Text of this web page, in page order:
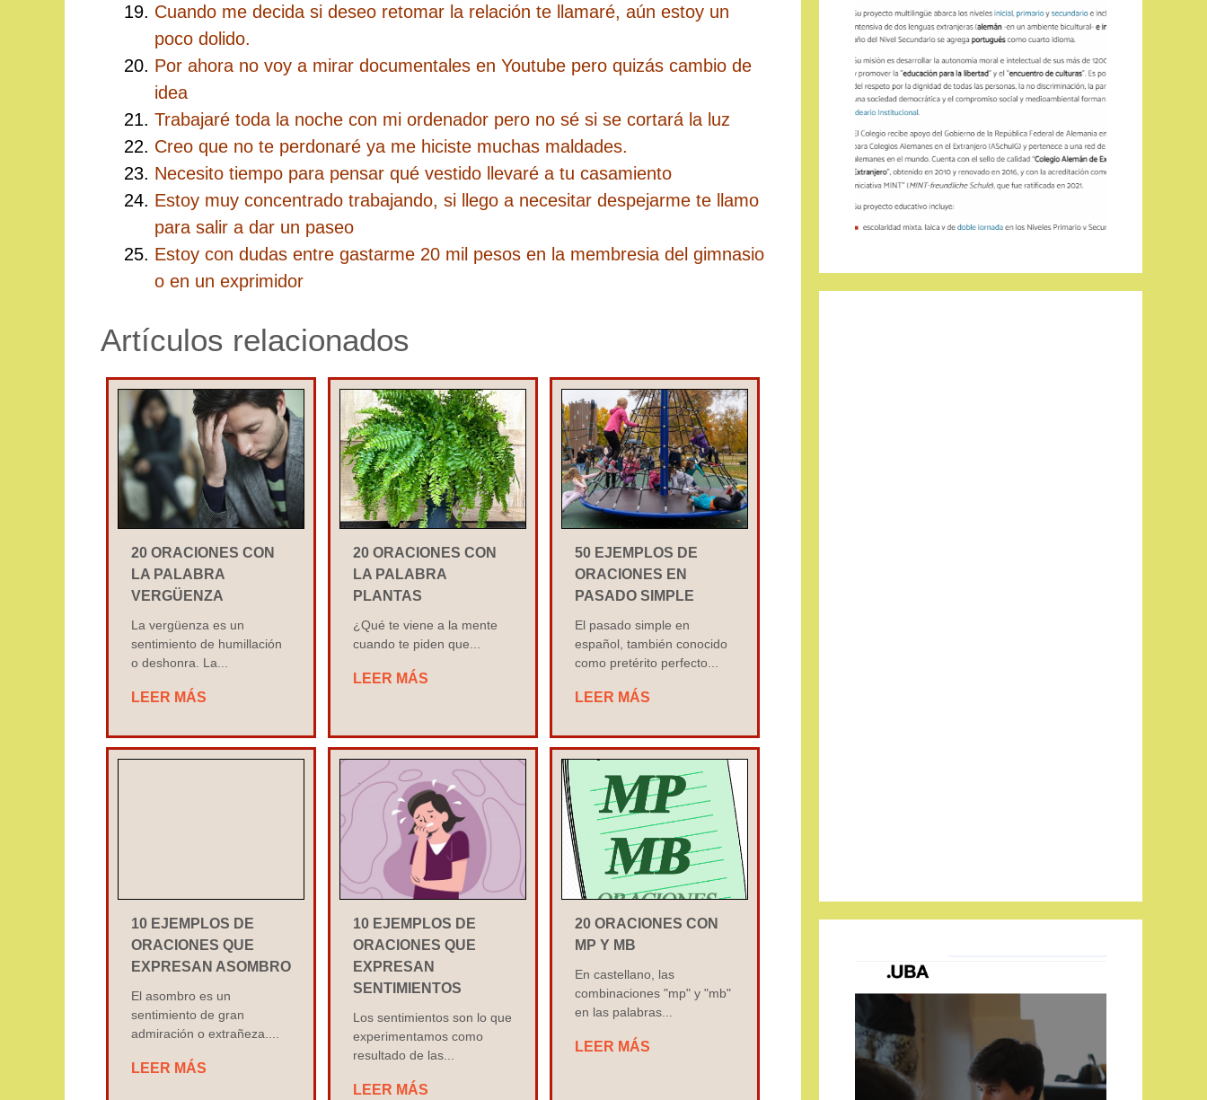
Cuando me decida si deseo retomar la relación te llamaré, aún estoy un
poco dolido.
Por ahora no voy a mirar documentales en Youtube pero quizás cambio de
idea
Trabajaré toda la noche con mi ordenador pero no sé si se cortará la luz
Creo que no te perdonaré ya me hiciste muchas maldades.
Necesito tiempo para pensar qué vestido llevaré a tu casamiento
Estoy muy concentrado trabajando, si llego a necesitar despejarme te llamo
para salir a dar un paseo
Estoy con dudas entre gastarme 20 mil pesos en la membresia del gimnasio
o en un exprimidor
Artículos relacionados
20 ORACIONES CON
LA PALABRA
VERGÜENZA
La vergüenza es un
sentimiento de humillación
o deshonra. La...
LEER MÁS
20 ORACIONES CON
LA PALABRA
PLANTAS
¿Qué te viene a la mente
cuando te piden que...
LEER MÁS
50 EJEMPLOS DE
ORACIONES EN
PASADO SIMPLE
El pasado simple en
español, también conocido
como pretérito perfecto...
LEER MÁS
10 EJEMPLOS DE
ORACIONES QUE
EXPRESAN ASOMBRO
El asombro es un
sentimiento de gran
admiración o extrañeza....
LEER MÁS
10 EJEMPLOS DE
ORACIONES QUE
EXPRESAN
SENTIMIENTOS
Los sentimientos son lo que
experimentamos como
resultado de las...
LEER MÁS
20 ORACIONES CON
MP Y MB
En castellano, las
combinaciones "mp" y "mb"
en las palabras...
LEER MÁS